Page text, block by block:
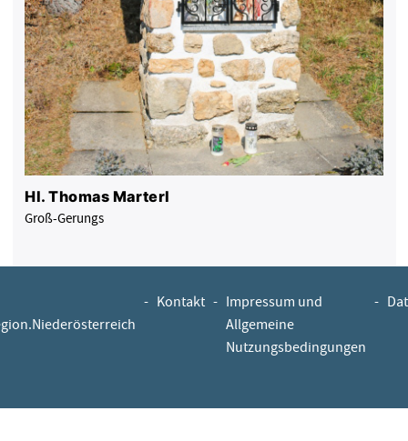
Hl. Thomas Marterl
Groß-Gerungs
- Kontakt - Impressum und
Allgemeine
Nutzungsbedingungen
-